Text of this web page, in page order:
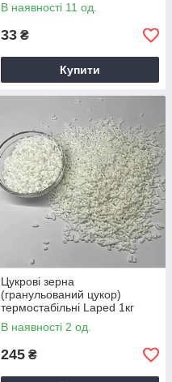
В наявності 11 од.
33 ₴
Купити
Цукрові зерна
(гранульований цукор)
термостабільні Laped 1кг
В наявності 2 од.
245 ₴